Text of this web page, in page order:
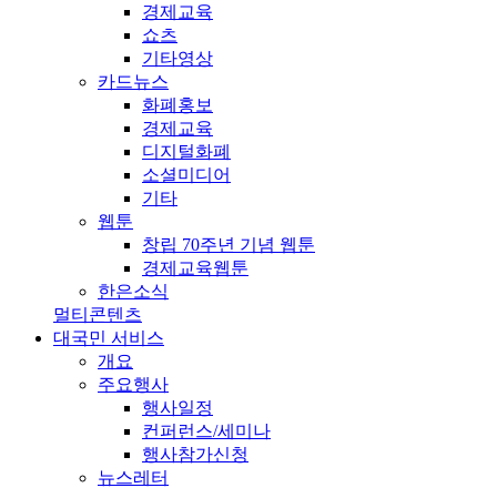
경제교육
쇼츠
기타영상
카드뉴스
화폐홍보
경제교육
디지털화폐
소셜미디어
기타
웹툰
창립 70주년 기념 웹툰
경제교육웹툰
한은소식
멀티콘텐츠
대국민 서비스
개요
주요행사
행사일정
컨퍼런스/세미나
행사참가신청
뉴스레터